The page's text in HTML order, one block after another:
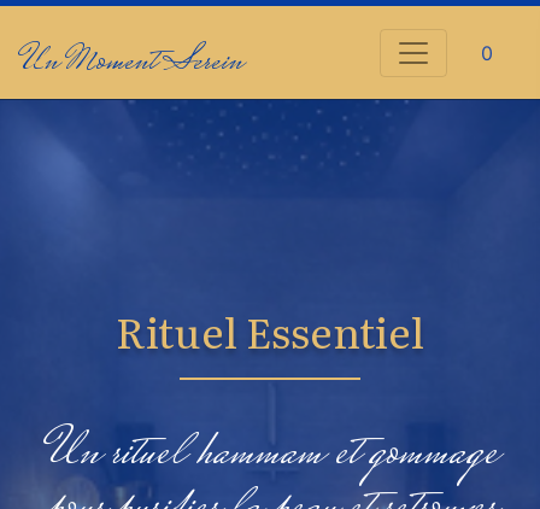
Un Moment Serein 0
Rituel Essentiel
Un rituel hammam et gommage